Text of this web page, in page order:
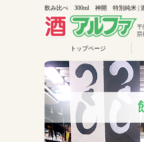
飲み比べ 300ml 神開 特別純米 |
トップページ